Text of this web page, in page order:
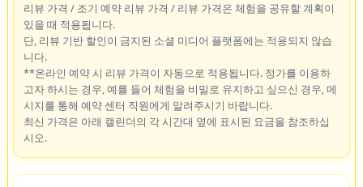
리뷰 가격 / 조기 예약 리뷰 가격 / 리뷰 가격은 체험을 공유할 계획이
있을 때 적용됩니다.
단, 리뷰 기반 할인이 금지된 소셜 미디어 플랫폼에는 적용되지 않습
니다.
**온라인 예약 시 리뷰 가격이 자동으로 적용됩니다. 정가를 이용하
고자 하시는 경우, 예를 들어 체험을 비밀로 유지하고 싶으신 경우, 메
시지를 통해 예약 센터 직원에게 알려주시기 바랍니다.
최신 가격은 아래 캘린더의 각 시간대 옆에 표시된 요금을 참조하십
시오.